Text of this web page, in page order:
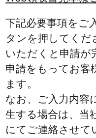
下記必要事項をご
タンを押してくだ
いただくと申請が
申請をもってお客
ます。
なお、ご入力内容
生する場合は、当
にてご連絡させて